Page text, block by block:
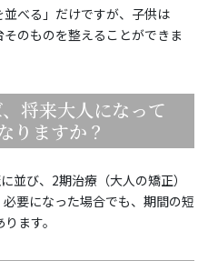
べる」だけですが、子供は
そのものを整えることができま
将来大人になって
りますか？
並び、2期治療（大人の矯正）
要になった場合でも、期間の短
ます。